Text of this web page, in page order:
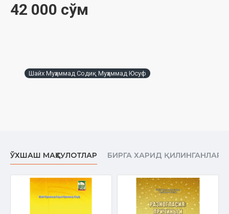
42 000 сўм
Шайх Муҳаммад Содиқ Муҳаммад Юсуф
ЎХШАШ МАҲСУЛОТЛАР БИРГА ХАРИД ҚИЛИНГАНЛАР